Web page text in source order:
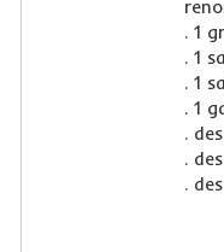
. 1
. 1
. 1
. 1
.
.
.